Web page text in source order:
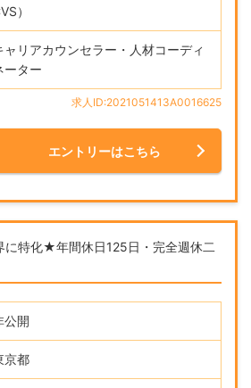
）
ャリアカウンセラー・人材コーディ
ーター
求人ID:2021051413A0016625
エントリーはこちら
に特化★年間休日125日・完全週休二
公開
京都